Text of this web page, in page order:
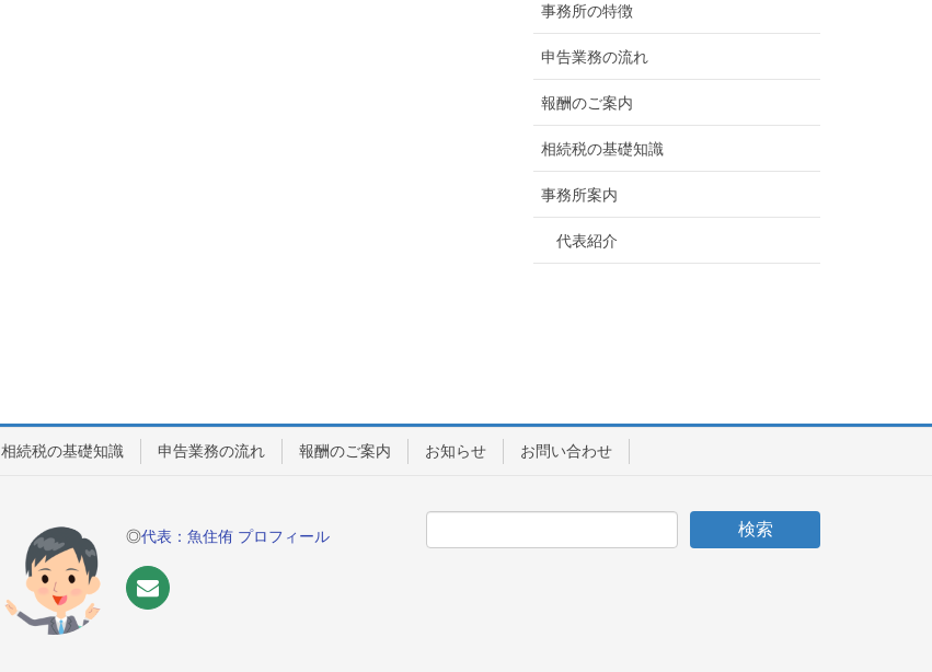
事務所の特徴
申告業務の流れ
報酬のご案内
相続税の基礎知識
事務所案内
代表紹介
相続税の基礎知識 申告業務の流れ 報酬のご案内 お知らせ お問い合わせ
◎代表：魚住侑 プロフィール